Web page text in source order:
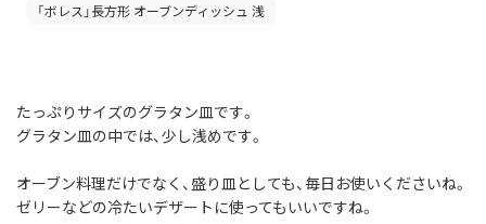
「ボレス」長方形 オーブンディッシュ 浅
たっぷりサイズのグラタン皿です。
グラタン皿の中では、少し浅めです。
オーブン料理だけでなく、盛り皿としても、毎日お使いくださいね。
ゼリーなどの冷たいデザートに使ってもいいですね。